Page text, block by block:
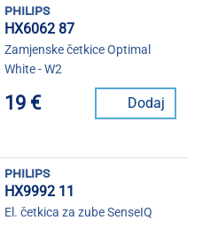
philips
HX6062 87
Zamjenske četkice Optimal
White - W2
19 € Dodaj
philips
HX9992 11
El. četkica za zube SenseIQ